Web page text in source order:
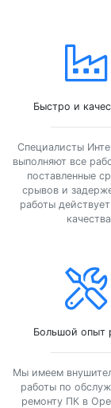
Быстро и
Специалисты
выполняют все
поставленные
срывов и
работы
качества
Большой опыт
Мы имеем
работы по
ремонту ПК в